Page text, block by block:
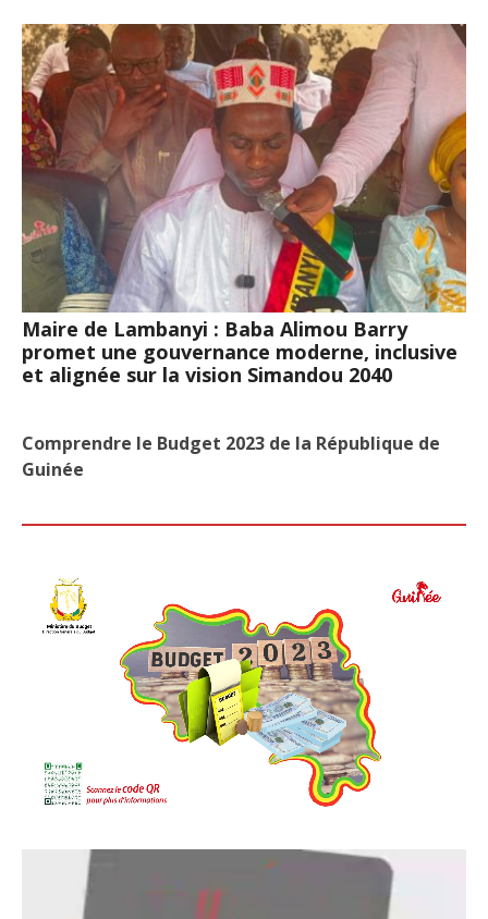
Maire de Lambanyi : Baba Alimou Barry
promet une gouvernance moderne, inclusive
et alignée sur la vision Simandou 2040
Comprendre le Budget 2023 de la République de
Guinée